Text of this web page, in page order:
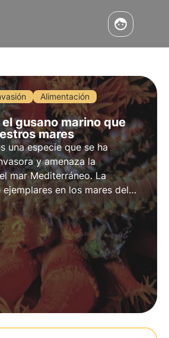
Alimentación
gusano marino que
mares
una especie que se ha
y amenaza la
mar Mediterráneo. La
en los mares del
de los impactos de la crisis
marino. Más
artículo.